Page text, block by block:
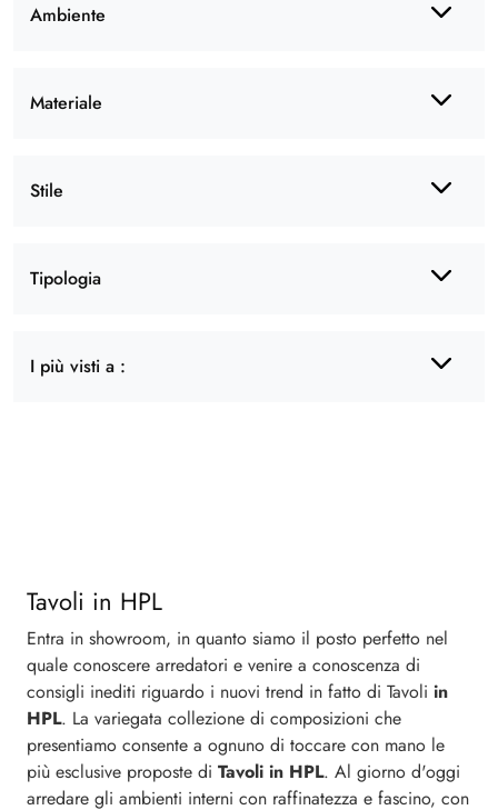
Ambiente
Materiale
Stile
Tipologia
I più visti a :
Tavoli in HPL
Entra in showroom, in quanto siamo il posto perfetto nel
quale conoscere arredatori e venire a conoscenza di
consigli inediti riguardo i nuovi trend in fatto di Tavoli in
HPL. La variegata collezione di composizioni che
presentiamo consente a ognuno di toccare con mano le
più esclusive proposte di Tavoli in HPL. Al giorno d'oggi
arredare gli ambienti interni con raffinatezza e fascino, con